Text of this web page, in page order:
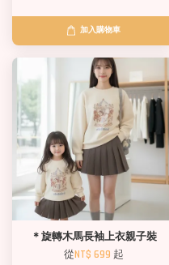
加入購物車
＊旋轉木馬長袖上衣親子裝
從NT$ 699 起